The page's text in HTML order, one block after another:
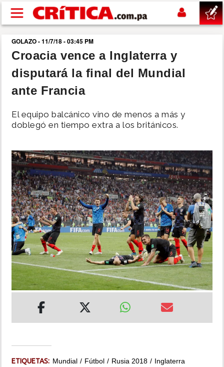
Pasar al contenido principal
buscar
SUCESOS
POLÍTICA
SHOW
DEPORTES
MUNDO
INSÓLITAS
MULTIMEDIA
GOLAZO - 11/7/18 - 03:45 PM
Croacia vence a Inglaterra y
disputará la final del Mundial
ante Francia
El equipo balcánico vino de menos a más y
doblegó en tiempo extra a los británicos.
ETIQUETAS: Mundial Fútbol Rusia 2018
Inglaterra